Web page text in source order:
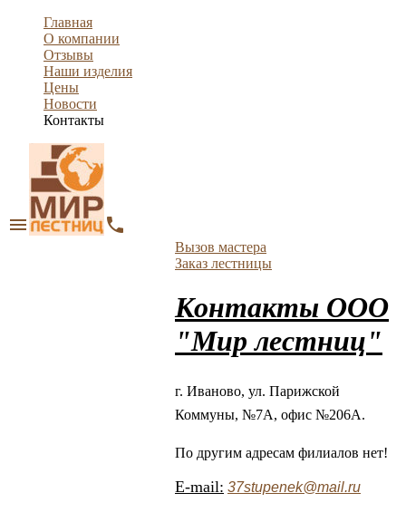
Главная
О компании
Отзывы
Наши изделия
Цены
Новости
Контакты
menu phone
Вызов мастера
Заказ лестницы
Контакты ООО
"Мир лестниц"
г. Иваново, ул. Парижской
Коммуны, №7А, офис №206А.
По другим адресам филиалов нет!
E-mail: 37stupenek@mail.ru